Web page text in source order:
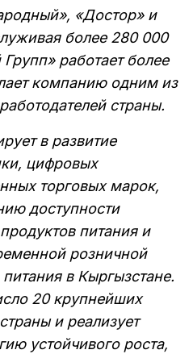
«Достор» и
более 280 000
работает более
компанию одним из
страны.
в развитие
цифровых
торговых марок,
доступности
питания и
розничной
в Кыргызстане.
20 крупнейших
и реализует
устойчивого роста,